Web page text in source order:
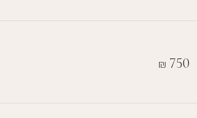
₪ 750